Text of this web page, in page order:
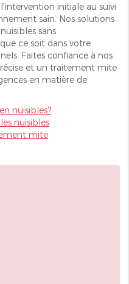
initiale au suivi
sain. Nos solutions
sans
ce soit dans votre
Faites confiance à nos
et un traitement mite
en matière de
nuisibles?
nuisibles
mite